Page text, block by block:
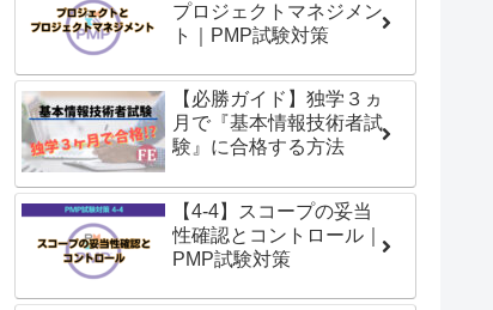
プロジェクトマネジメン
ト｜PMP試験対策
【必勝ガイド】独学３ヵ
月で『基本情報技術者試
験』に合格する方法
【4-4】スコープの妥当
性確認とコントロール｜
PMP試験対策